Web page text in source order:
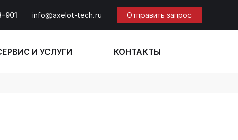
901 info@axelot-tech.ru Отправить запрос
И УСЛУГИ КОНТАКТЫ